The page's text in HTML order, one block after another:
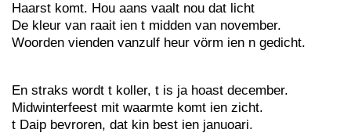
Haarst komt. Hou aans vaalt nou dat licht
De kleur van raait ien t midden van november.
Woorden vienden vanzulf heur vörm ien n gedicht.
En straks wordt t koller, t is ja hoast december.
Midwinterfeest mit waarmte komt ien zicht.
t Daip bevroren, dat kin best ien januoari.